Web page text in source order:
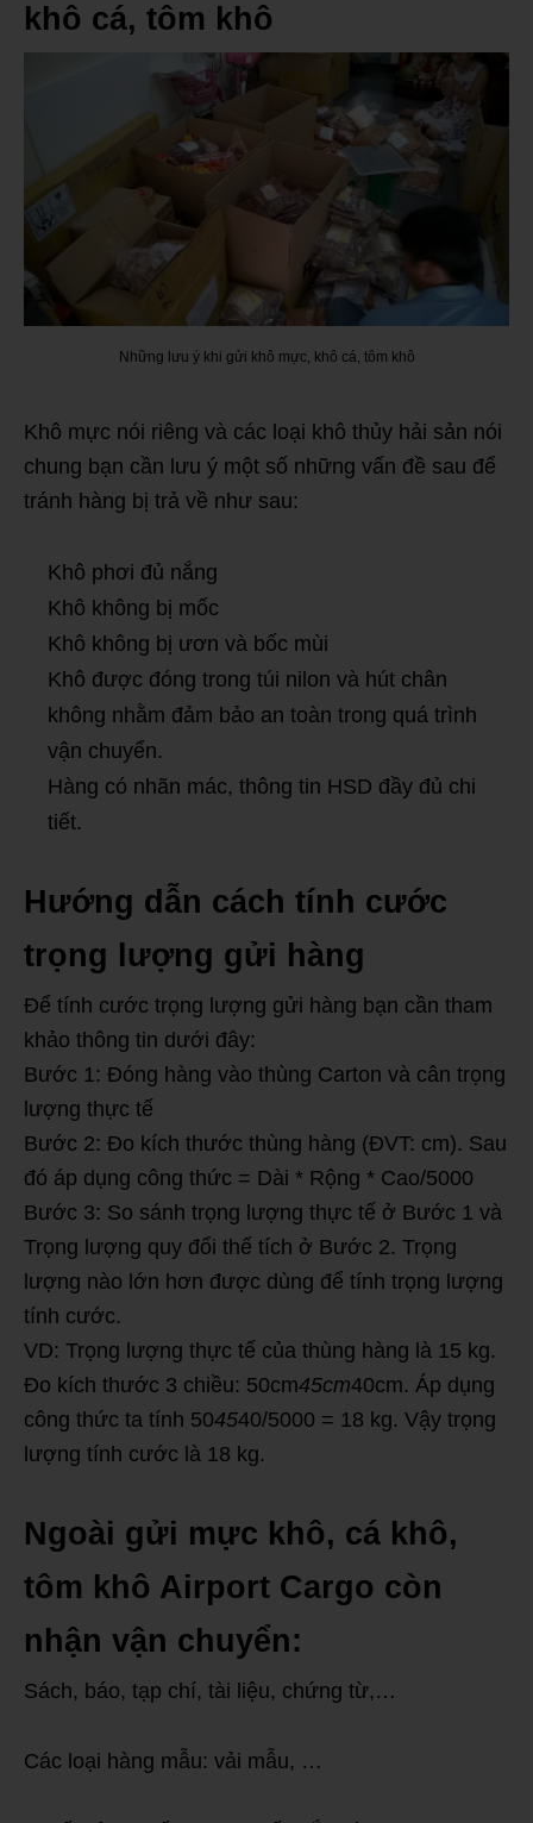
khô cá, tôm khô
Những lưu ý khi gửi khô mực, khô cá, tôm khô
Khô mực nói riêng và các loại khô thủy hải sản nói
chung bạn cần lưu ý một số những vấn đề sau để
tránh hàng bị trả về như sau:
Khô phơi đủ nắng
Khô không bị mốc
Khô không bị ươn và bốc mùi
Khô được đóng trong túi nilon và hút chân
không nhằm đảm bảo an toàn trong quá trình
vận chuyển.
Hàng có nhãn mác, thông tin HSD đầy đủ chi
tiết.
Hướng dẫn cách tính cước
trọng lượng gửi hàng
Để tính cước trọng lượng gửi hàng bạn cần tham
khảo thông tin dưới đây:
Bước 1: Đóng hàng vào thùng Carton và cân trọng
lượng thực tế
Bước 2: Đo kích thước thùng hàng (ĐVT: cm). Sau
đó áp dụng công thức = Dài * Rộng * Cao/5000
Bước 3: So sánh trọng lượng thực tế ở Bước 1 và
Trọng lượng quy đổi thế tích ở Bước 2. Trọng
lượng nào lớn hơn được dùng để tính trọng lượng
tính cước.
VD: Trọng lượng thực tế của thùng hàng là 15 kg.
Đo kích thước 3 chiều: 50cm45cm40cm. Áp dụng
công thức ta tính 504540/5000 = 18 kg. Vậy trọng
lượng tính cước là 18 kg.
Ngoài gửi mực khô, cá khô,
tôm khô Airport Cargo còn
nhận vận chuyển:
Sách, báo, tạp chí, tài liệu, chứng từ,…
Các loại hàng mẫu: vải mẫu, …